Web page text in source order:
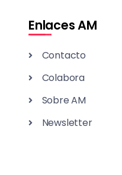
Enlaces AM
Contacto
Colabora
Sobre AM
Newsletter